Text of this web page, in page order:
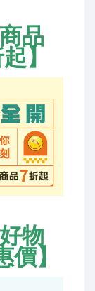
品
】
物
價】